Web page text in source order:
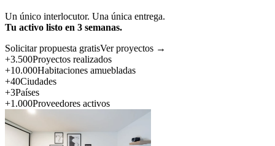
Un único interlocutor. Una única entrega.
Tu activo listo en 3 semanas.
Solicitar propuesta gratisVer proyectos →
+3.500Proyectos realizados
+10.000Habitaciones amuebladas
+40Ciudades
+3Países
+1.000Proveedores activos